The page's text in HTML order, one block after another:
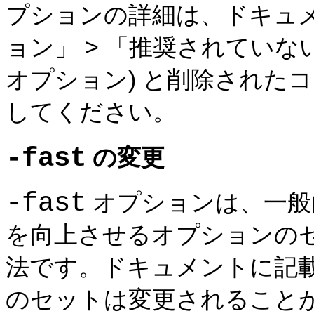
プションの詳細は、ドキュ
ョン」 > 「推奨されてい
オプション) と削除された
してください。
-fast の変更
-fast オプションは、一
を向上させるオプションの
法です。ドキュメントに記
のセットは変更されること